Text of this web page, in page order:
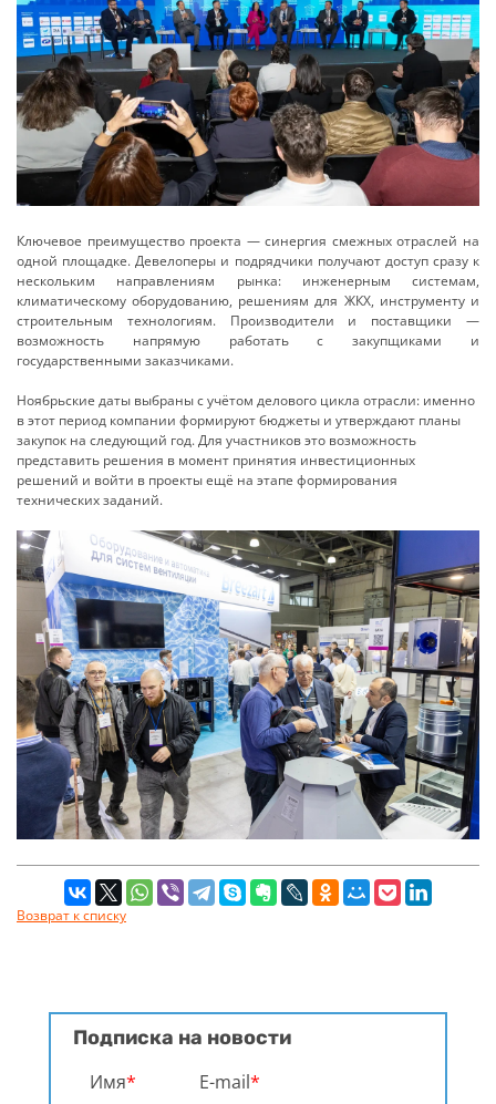
Ключевое преимущество проекта — синергия смежных отраслей на
одной площадке. Девелоперы и подрядчики получают доступ сразу к
нескольким направлениям рынка: инженерным системам,
климатическому оборудованию, решениям для ЖКХ, инструменту и
строительным технологиям. Производители и поставщики —
возможность напрямую работать с закупщиками и
государственными заказчиками.
Ноябрьские даты выбраны с учётом делового цикла отрасли: именно
в этот период компании формируют бюджеты и утверждают планы
закупок на следующий год. Для участников это возможность
представить решения в момент принятия инвестиционных
решений и войти в проекты ещё на этапе формирования
технических заданий.
Возврат к списку
Подписка на новости
Имя* E-mail*